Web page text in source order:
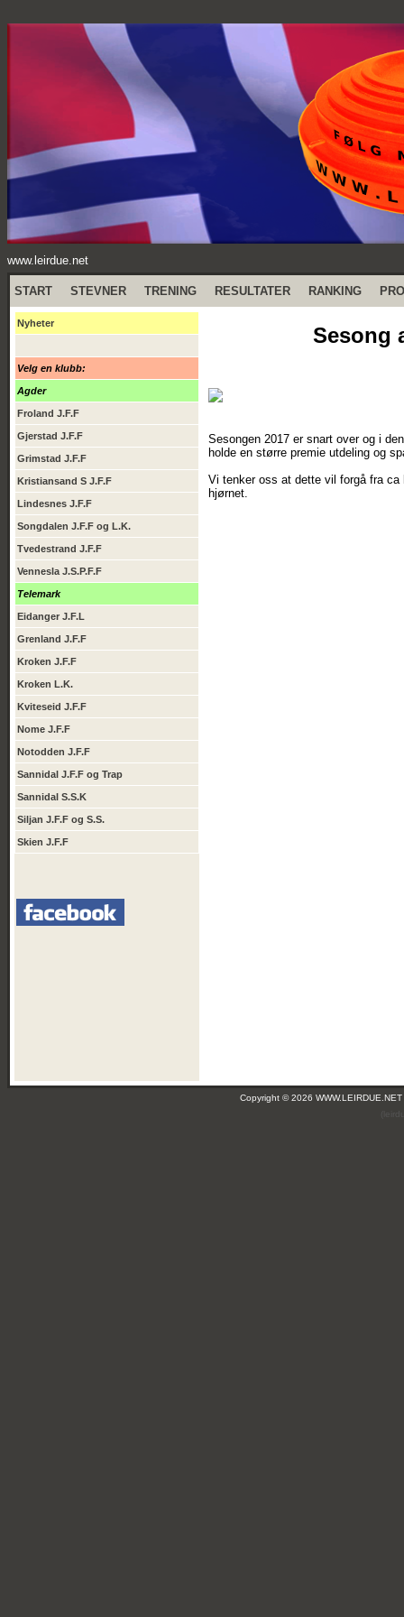
www.leirdue.net
START STEVNER TRENING RESULTATER RANKING
Nyheter
Velg en klubb:
Agder
Froland J.F.F
Gjerstad J.F.F
Grimstad J.F.F
Kristiansand S J.F.F
Lindesnes J.F.F
Songdalen J.F.F og L.K.
Tvedestrand J.F.F
Vennesla J.S.P.F.F
Telemark
Eidanger J.F.L
Grenland J.F.F
Kroken J.F.F
Kroken L.K.
Kviteseid J.F.F
Nome J.F.F
Notodden J.F.F
Sannidal J.F.F og Trap
Sannidal S.S.K
Siljan J.F.F og S.S.
Skien J.F.F
Sesong
Sesongen 2017 er snart over og i
holde en større premie utdeling og
Vi tenker oss at dette vil forgå fra
hjørnet.
Copyright © 2026